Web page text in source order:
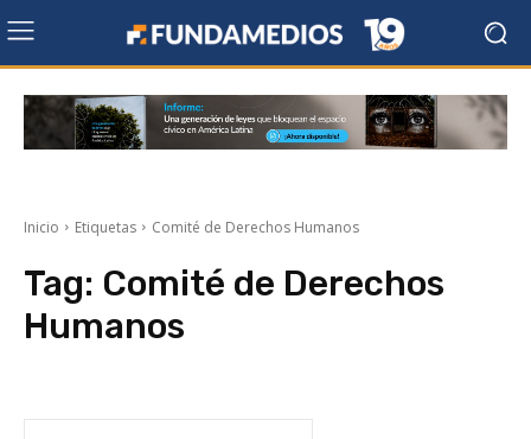
Inicio Etiquetas Comité de Derechos Humanos
Tag: Comité de Derechos
Humanos